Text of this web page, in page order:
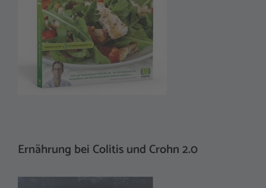
Ernährung bei Colitis und Crohn 2.0